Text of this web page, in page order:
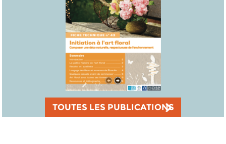
TOUTES LES PUBLICATIONS